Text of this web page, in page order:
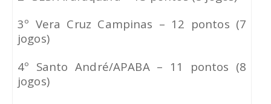
3º Vera Cruz Campinas – 12 pontos (7
jogos)
4º Santo André/APABA – 11 pontos (8
jogos)